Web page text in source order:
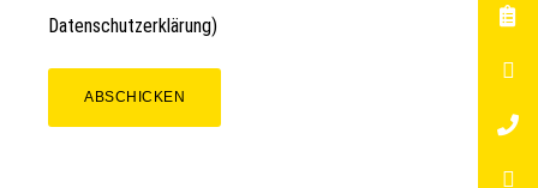
Datenschutzerklärung)
ABSCHICKEN